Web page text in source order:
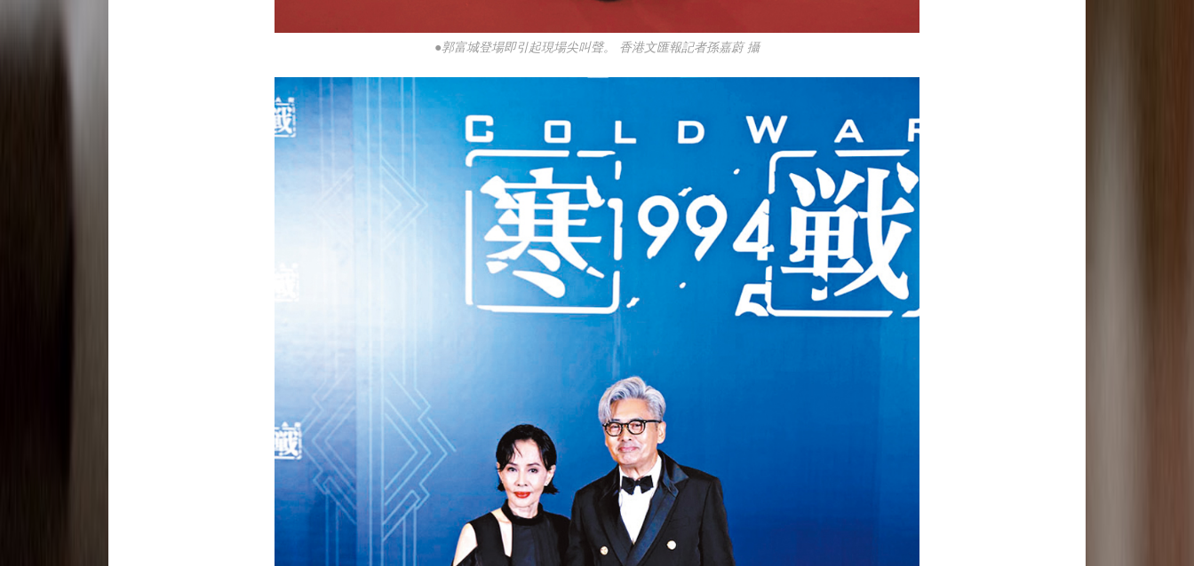
●郭富城登場即引起現場尖叫聲。 香港文匯報記者孫嘉蔚 攝